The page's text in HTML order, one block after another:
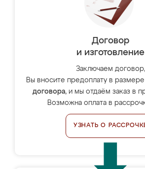
Договор
и изготовление
Заключаем договор,
Вы вносите предоплату в размере
договора, и мы отдаём заказ в
Возможна оплата в
УЗНАТЬ О